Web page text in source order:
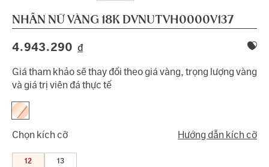
NHẪN NỮ VÀNG 18K DVNUTVH0000V137
4.943.290 đ
Giá tham khảo sẽ thay đổi theo giá vàng, trọng lượng vàng
và giá trị viên đá thực tế
Chọn kích cỡ Hướng dẫn kích cỡ
12 13